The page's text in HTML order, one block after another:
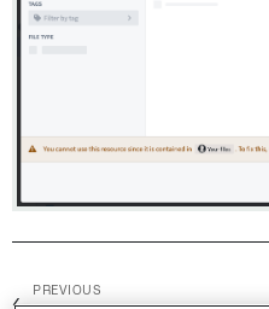
PREVIOUS